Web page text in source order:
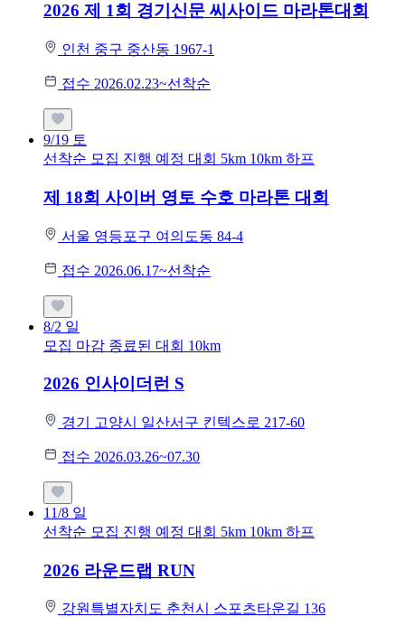
2026 제 1회 경기신문 씨사이드 마라톤대회
인천 중구 중산동 1967-1
접수 2026.02.23~선착순
9/19 토
선착순 모집 진행 예정 대회 5km 10km 하프
제 18회 사이버 영토 수호 마라톤 대회
서울 영등포구 여의도동 84-4
접수 2026.06.17~선착순
8/2 일
모집 마감 종료된 대회 10km
2026 인사이더런 S
경기 고양시 일산서구 킨텍스로 217-60
접수 2026.03.26~07.30
11/8 일
선착순 모집 진행 예정 대회 5km 10km 하프
2026 라운드랩 RUN
강원특별자치도 춘천시 스포츠타운길 136